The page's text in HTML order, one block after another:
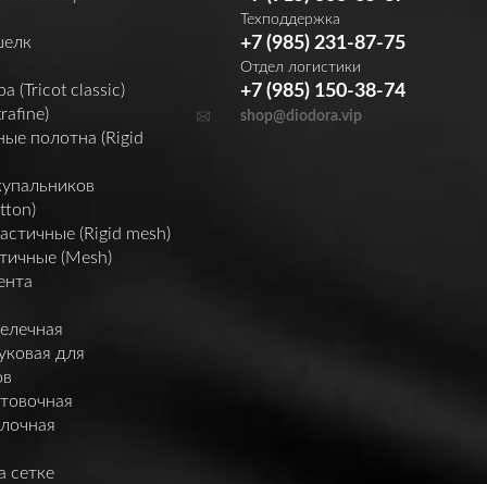
(Tricot classic)
полотна (Rigid
(Rigid mesh)
(Mesh)
для
сетке
Техподдержка
+7 (985) 231-87-75
Отдел логистики
+7 (985) 150-38-74
shop@diodora.vip